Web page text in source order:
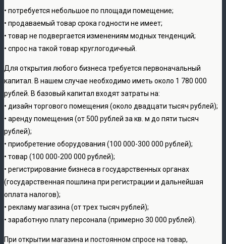
• потребуется небольшое по площади помещение;
• продаваемый товар срока годности не имеет;
• товар не подвергается изменениям модных тенденций;
• спрос на такой товар круглогодичный.
Для открытия любого бизнеса требуется первоначальный
капитал. В нашем случае необходимо иметь около 1 780 000
рублей. В базовый капитал входят затраты на:
• дизайн торгового помещения (около двадцати тысяч рублей);
• аренду помещения (от 500 рублей за кв. м до пяти тысяч
рублей);
• приобретение оборудования (100 000-300 000 рублей);
• товар (100 000-200 000 рублей);
• регистрирование бизнеса в государственных органах
(государственная пошлина при регистрации и дальнейшая
оплата налогов);
• рекламу магазина (от трех тысяч рублей);
• заработную плату персонала (примерно 30 000 рублей).
При открытии магазина и постоянном спросе на товар,